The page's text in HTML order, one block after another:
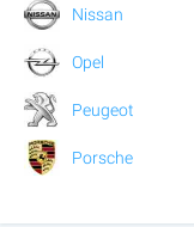
Nissan
Opel
Peugeot
Porsche